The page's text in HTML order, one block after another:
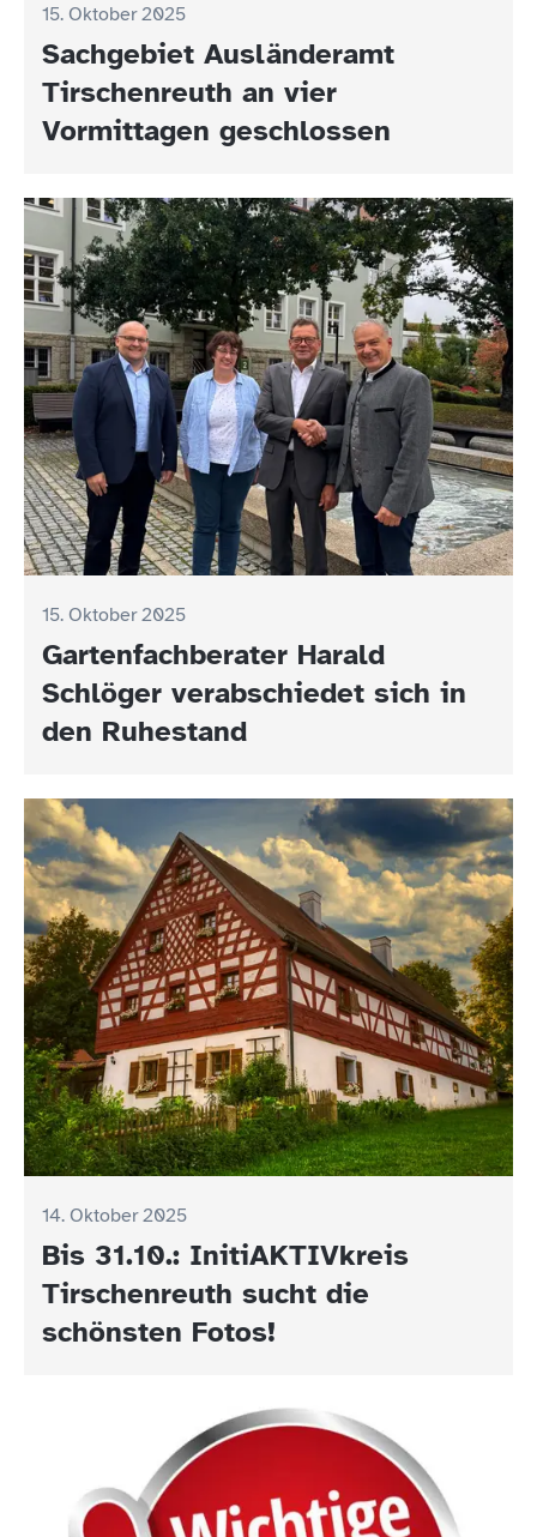
15. Oktober 2025
Sachgebiet Ausländeramt
Tirschenreuth an vier
Vormittagen geschlossen
15. Oktober 2025
Gartenfachberater Harald
Schlöger verabschiedet sich in
den Ruhestand
14. Oktober 2025
Bis 31.10.: InitiAKTIVkreis
Tirschenreuth sucht die
schönsten Fotos!